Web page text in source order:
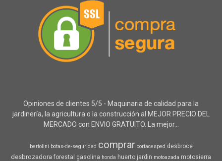
Opiniones de clientes 5/5 - Maquinaria de calidad para la
jardinería, la agricultura o la construcción al MEJOR PRECIO DEL
MERCADO con ENVIO GRATUITO. La mejor...
bertolini botas-de-seguridad comprar cortacesped desbroce
desbrozadora forestal gasolina honda huerto jardin motoazada motosierra